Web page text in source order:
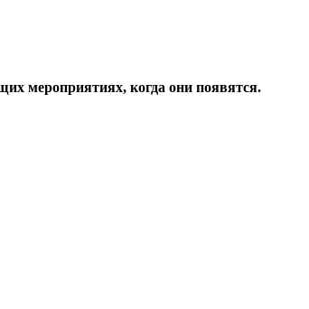
мероприятиях, когда они появятся.